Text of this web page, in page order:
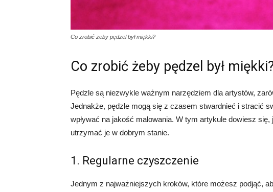
Co zrobić żeby pędzel był miękki?
Co zrobić żeby pędzel był
Pędzle są niezwykle ważnym narzędziem dla artystów,
Jednakże, pędzle mogą się z czasem stwardnieć i stracić
wpływać na jakość malowania. W tym artykule dowiesz
utrzymać je w dobrym stanie.
1. Regularne czyszczenie
Jednym z najważniejszych kroków, które możesz podjąć,